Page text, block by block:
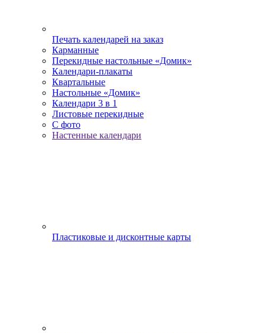
Печать календарей на заказ
Карманные
Перекидные настольные «Домик»
Календари-плакаты
Квартальные
Настольные «Домик»
Календари 3 в 1
Листовые перекидные
С фото
Настенные календари
Пластиковые и дисконтные карты